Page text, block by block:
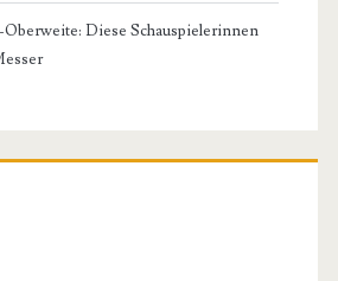
Diese Schauspielerinnen